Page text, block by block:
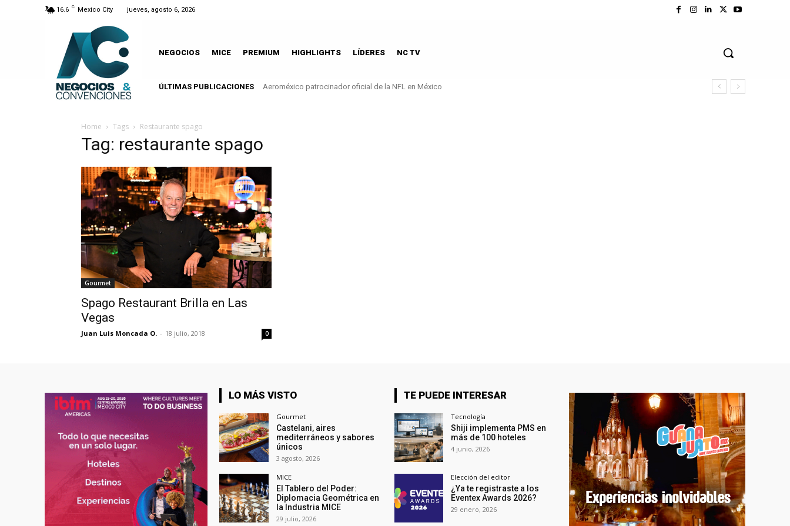
16.6 C Mexico City jueves, agosto 6, 2026
NEGOCIOS MICE PREMIUM HIGHLIGHTS LÍDERES NC TV
ÚLTIMAS PUBLICACIONES Aeroméxico patrocinador oficial de la NFL en México
Home Tags Restaurante spago
Tag: restaurante spago
Gourmet
Spago Restaurant Brilla en Las
Vegas
Juan Luis Moncada O. - 18 julio, 2018 0
LO MÁS VISTO
Gourmet
Castelani, aires
mediterráneos y sabores
únicos
3 agosto, 2026
MICE
El Tablero del Poder:
Diplomacia Geométrica en
la Industria MICE
29 julio, 2026
TE PUEDE INTERESAR
Tecnología
Shiji implementa PMS en
más de 100 hoteles
4 junio, 2026
Elección del editor
¿Ya te registraste a los
Eventex Awards 2026?
29 enero, 2026